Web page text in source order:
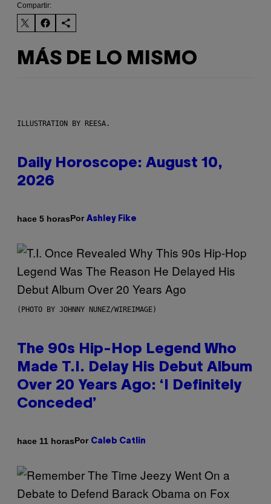
Compartir:
MÁS DE LO MISMO
ILLUSTRATION BY REESA.
Daily Horoscope: August 10,
2026
hace 5 horasPor Ashley Fike
(PHOTO BY JOHNNY NUNEZ/WIREIMAGE)
The 90s Hip-Hop Legend Who
Made T.I. Delay His Debut Album
Over 20 Years Ago: ‘I Definitely
Conceded’
hace 11 horasPor Caleb Catlin